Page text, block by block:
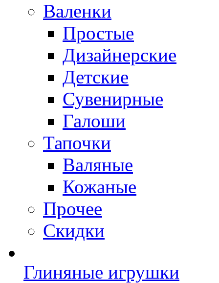
Валенки
Простые
Дизайнерские
Детские
Сувенирные
Галоши
Тапочки
Валяные
Кожаные
Прочее
Скидки
Глиняные игрушки